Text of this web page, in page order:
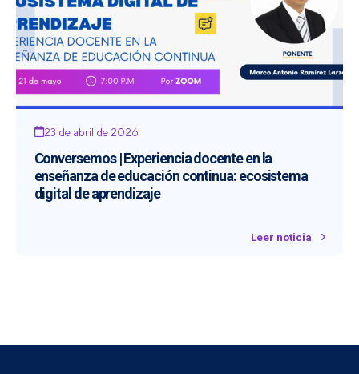
23 de abril de 2026
Conversemos | Experiencia docente en la
enseñanza de educación continua: ecosistema
digital de aprendizaje
Leer noticia